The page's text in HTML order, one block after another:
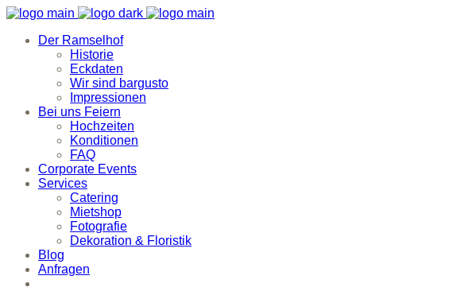
Der Ramselhof
Historie
Eckdaten
Wir sind bargusto
Impressionen
Bei uns Feiern
Hochzeiten
Konditionen
FAQ
Corporate Events
Services
Catering
Mietshop
Fotografie
Dekoration & Floristik
Blog
Anfragen